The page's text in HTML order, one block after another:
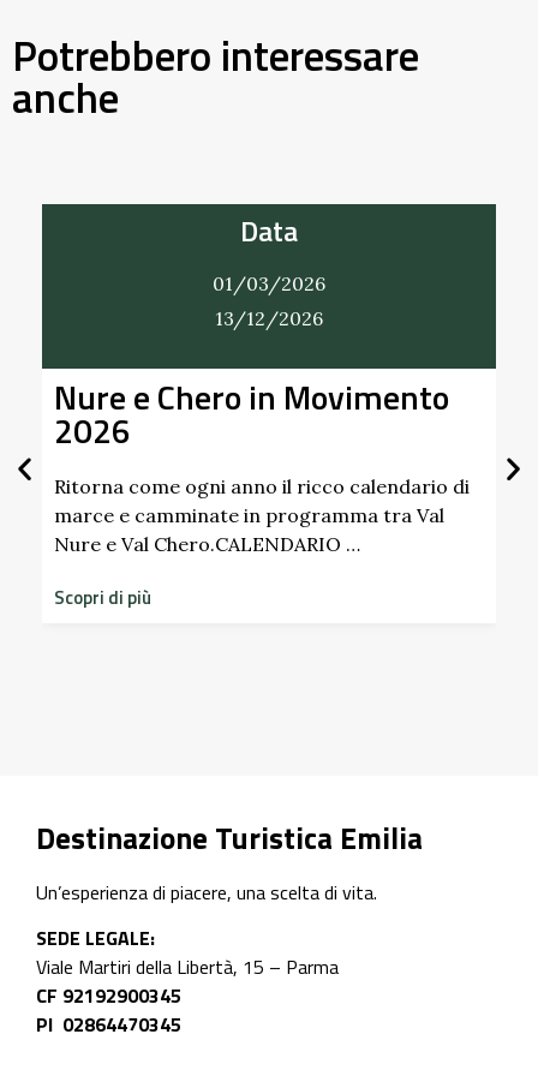
Potrebbero interessare
anche
di
Val
01/03/2026
31/12/2026
Alla Scoperta dei Profumi
Pallavicino
Scopri i profumi inaspettati di erbe e
storico del Castello di Scipione …
Destinazione Turistica Emilia
Un’esperienza di piacere, una scelta di vita.
SEDE LEGALE:
Viale Martiri della Libertà, 15 – Parma
CF 92192900345
PI 02864470345